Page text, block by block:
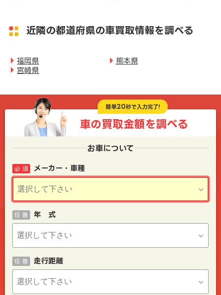
近隣の都道府県の車買取情報を調べる
福岡県
熊本県
宮崎県
簡単20秒で入力完了!
車の買取金額を調べる
お車について
メーカー・車種
必 須
年 式
任 意
走行距離
任 意